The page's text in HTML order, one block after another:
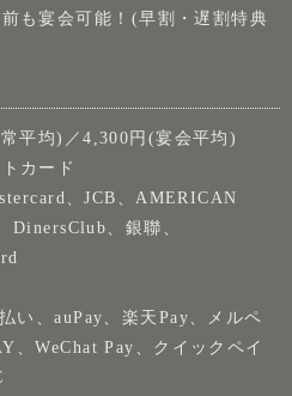
も宴会可能！(早割・遅割特典
平均)／4,300円(宴会平均)
カード
、JCB、AMERICAN
DinersClub、銀聯、
い、auPay、楽天Pay、メルペ
、WeChat Pay、クイックペイ